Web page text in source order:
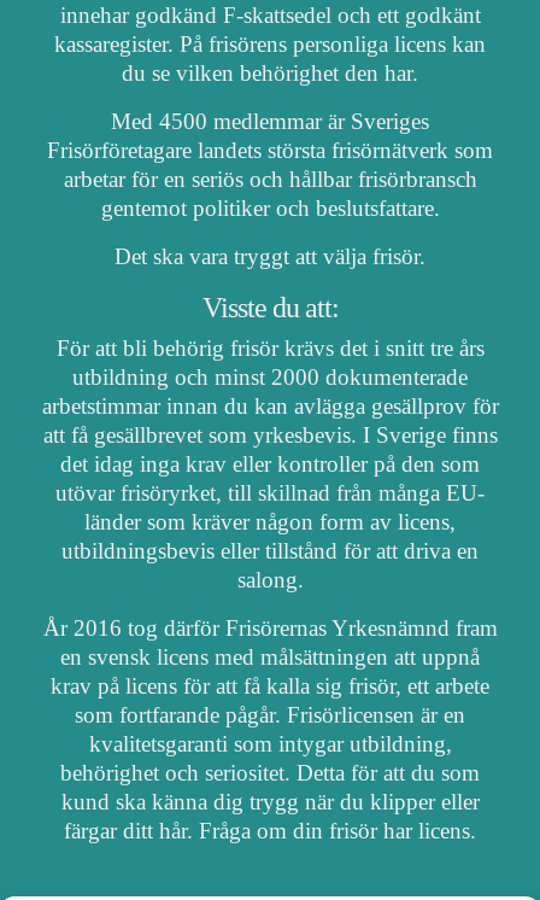
innehar godkänd F-skattsedel och ett godkänt
kassaregister. På frisörens personliga licens kan
du se vilken behörighet den har.
Med 4500 medlemmar är Sveriges
Frisörföretagare landets största frisörnätverk som
arbetar för en seriös och hållbar frisörbransch
gentemot politiker och beslutsfattare.
Det ska vara tryggt att välja frisör.
Visste du att:
För att bli behörig frisör krävs det i snitt tre års
utbildning och minst 2000 dokumenterade
arbetstimmar innan du kan avlägga gesällprov för
att få gesällbrevet som yrkesbevis. I Sverige finns
det idag inga krav eller kontroller på den som
utövar frisöryrket, till skillnad från många EU-
länder som kräver någon form av licens,
utbildningsbevis eller tillstånd för att driva en
salong.
År 2016 tog därför Frisörernas Yrkesnämnd fram
en svensk licens med målsättningen att uppnå
krav på licens för att få kalla sig frisör, ett arbete
som fortfarande pågår. Frisörlicensen är en
kvalitetsgaranti som intygar utbildning,
behörighet och seriositet. Detta för att du som
kund ska känna dig trygg när du klipper eller
färgar ditt hår. Fråga om din frisör har licens.